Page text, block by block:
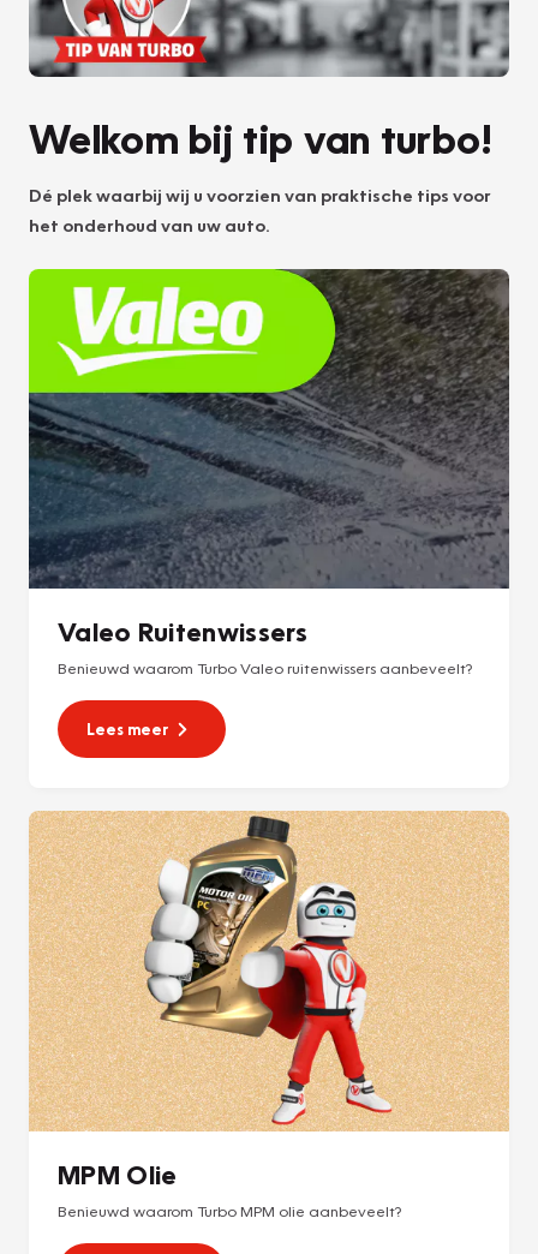
Welkom bij tip van turbo!
Dé plek waarbij wij u voorzien van praktische tips voor
het onderhoud van uw auto.
Valeo Ruitenwissers
Benieuwd waarom Turbo Valeo ruitenwissers aanbeveelt?
Lees meer
MPM Olie
Benieuwd waarom Turbo MPM olie aanbeveelt?